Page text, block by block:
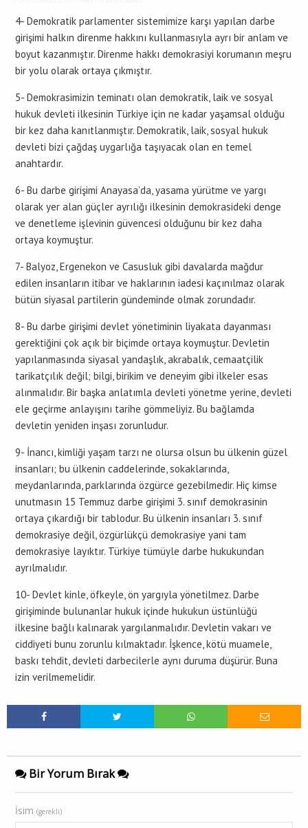
4- Demokratik parlamenter sistemimize karşı yapılan darbe
girişimi halkın direnme hakkını kullanmasıyla ayrı bir anlam ve
boyut kazanmıştır. Direnme hakkı demokrasiyi korumanın meşru
bir yolu olarak ortaya çıkmıştır.
5- Demokrasimizin teminatı olan demokratik, laik ve sosyal
hukuk devleti ilkesinin Türkiye için ne kadar yaşamsal olduğu
bir kez daha kanıtlanmıştır. Demokratik, laik, sosyal hukuk
devleti bizi çağdaş uygarlığa taşıyacak olan en temel
anahtardır.
6- Bu darbe girişimi Anayasa’da, yasama yürütme ve yargı
olarak yer alan güçler ayrılığı ilkesinin demokrasideki denge
ve denetleme işlevinin güvencesi olduğunu bir kez daha
ortaya koymuştur.
7- Balyoz, Ergenekon ve Casusluk gibi davalarda mağdur
edilen insanların itibar ve haklarının iadesi kaçınılmaz olarak
bütün siyasal partilerin gündeminde olmak zorundadır.
8- Bu darbe girişimi devlet yönetiminin liyakata dayanması
gerektiğini çok açık bir biçimde ortaya koymuştur. Devletin
yapılanmasında siyasal yandaşlık, akrabalık, cemaatçilik
tarikatçılık değil; bilgi, birikim ve deneyim gibi ilkeler esas
alınmalıdır. Bir başka anlatımla devleti yönetme yerine, devleti
ele geçirme anlayışını tarihe gömmeliyiz. Bu bağlamda
devletin yeniden inşası zorunludur.
9- İnancı, kimliği yaşam tarzı ne olursa olsun bu ülkenin güzel
insanları; bu ülkenin caddelerinde, sokaklarında,
meydanlarında, parklarında özgürce gezebilmedir. Hiç kimse
unutmasın 15 Temmuz darbe girişimi 3. sınıf demokrasinin
ortaya çıkardığı bir tablodur. Bu ülkenin insanları 3. sınıf
demokrasiye değil, özgürlükçü demokrasiye yani tam
demokrasiye layıktır. Türkiye tümüyle darbe hukukundan
ayrılmalıdır.
10- Devlet kinle, öfkeyle, ön yargıyla yönetilmez. Darbe
girişiminde bulunanlar hukuk içinde hukukun üstünlüğü
ilkesine bağlı kalınarak yargılanmalıdır. Devletin vakarı ve
ciddiyeti bunu zorunlu kılmaktadır. İşkence, kötü muamele,
baskı tehdit, devleti darbecilerle aynı duruma düşürür. Buna
izin verilmemelidir.
Bir Yorum Bırak
İsim (gerekli)